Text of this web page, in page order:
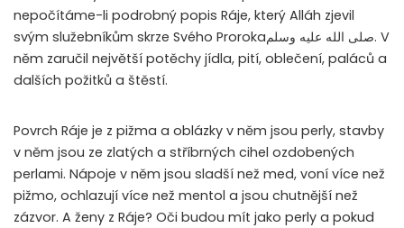
nepočítáme-li podrobný popis Ráje, který Alláh zjevil
svým služebníkům skrze Svého Prorokaصلى الله عليه وسلم. V
něm zaručil největší potěchy jídla, pití, oblečení, paláců a
dalších požitků a štěstí.
Povrch Ráje je z pižma a oblázky v něm jsou perly, stavby
v něm jsou ze zlatých a stříbrných cihel ozdobených
perlami. Nápoje v něm jsou sladší než med, voní více než
pižmo, ochlazují více než mentol a jsou chutnější než
zázvor. A ženy z Ráje? Oči budou mít jako perly a pokud